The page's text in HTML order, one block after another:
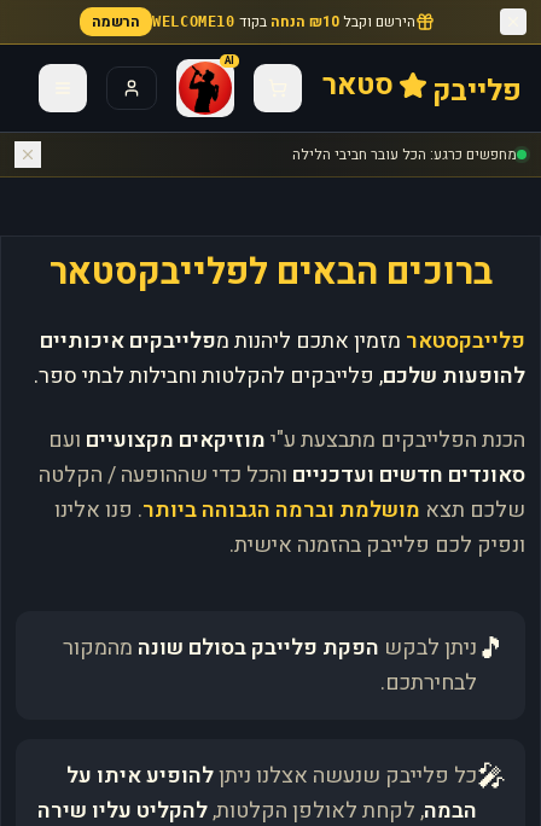
הירשם וקבל₪10 הנחה בקוד WELCOME10 הרשמה
פלייבק סטאר
AI
מחפשים כרגע: הכל עובר חביבי הלילה
ברוכים הבאים לפלייבקסטאר
פלייבקסטאר מזמין אתכם ליהנות מפלייבקים איכותיים
להופעות שלכם, פלייבקים להקלטות וחבילות לבתי ספר.
הכנת הפלייבקים מתבצעת ע"ימוזיקאים מקצועיים ועם
סאונדים חדשים ועדכניים והכל כדי שההופעה / הקלטה
שלכם תצא מושלמת וברמה הגבוהה ביותר. פנו אלינו
ונפיק לכם פלייבק בהזמנה אישית.
🎵ניתן לבקש הפקת פלייבק בסולם שונה מהמקור
לבחירתכם.
🎤כל פלייבק שנעשה אצלנו ניתןלהופיע איתו על
הבמה, לקחת לאולפן הקלטות,להקליט עליו שירה